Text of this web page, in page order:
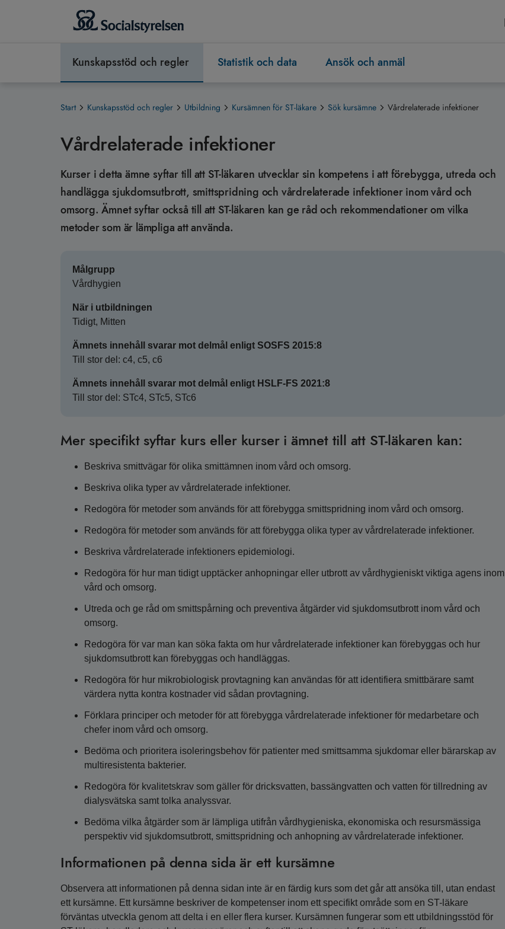
Kunskapsstöd och regler Statistik och data Ansök och anmäl
Start Kunskapsstöd och regler Utbildning Kursämnen för ST-läkare Sök kursämne Vårdrelaterade infektioner
Vårdrelaterade infektioner
Kurser i detta ämne syftar till att ST-läkaren utvecklar sin kompetens i att förebygga, utreda och
handlägga sjukdomsutbrott, smittspridning och vårdrelaterade infektioner inom vård och
omsorg. Ämnet syftar också till att ST-läkaren kan ge råd och rekommendationer om vilka
metoder som är lämpliga att använda.
Målgrupp
Vårdhygien
När i utbildningen
Tidigt, Mitten
Ämnets innehåll svarar mot delmål enligt SOSFS 2015:8
Till stor del: c4, c5, c6
Ämnets innehåll svarar mot delmål enligt HSLF-FS 2021:8
Till stor del: STc4, STc5, STc6
Mer specifikt syftar kurs eller kurser i ämnet till att ST-läkaren kan:
Beskriva smittvägar för olika smittämnen inom vård och omsorg.
Beskriva olika typer av vårdrelaterade infektioner.
Redogöra för metoder som används för att förebygga smittspridning inom vård och omsorg.
Redogöra för metoder som används för att förebygga olika typer av vårdrelaterade infektioner.
Beskriva vårdrelaterade infektioners epidemiologi.
Redogöra för hur man tidigt upptäcker anhopningar eller utbrott av vårdhygieniskt viktiga agens inom
vård och omsorg.
Utreda och ge råd om smittspårning och preventiva åtgärder vid sjukdomsutbrott inom vård och
omsorg.
Redogöra för var man kan söka fakta om hur vårdrelaterade infektioner kan förebyggas och hur
sjukdomsutbrott kan förebyggas och handläggas.
Redogöra för hur mikrobiologisk provtagning kan användas för att identifiera smittbärare samt
värdera nytta kontra kostnader vid sådan provtagning.
Förklara principer och metoder för att förebygga vårdrelaterade infektioner för medarbetare och
chefer inom vård och omsorg.
Bedöma och prioritera isoleringsbehov för patienter med smittsamma sjukdomar eller bärarskap av
multiresistenta bakterier.
Redogöra för kvalitetskrav som gäller för dricksvatten, bassängvatten och vatten för tillredning av
dialysvätska samt tolka analyssvar.
Bedöma vilka åtgärder som är lämpliga utifrån vårdhygieniska, ekonomiska och resursmässiga
perspektiv vid sjukdomsutbrott, smittspridning och anhopning av vårdrelaterade infektioner.
Informationen på denna sida är ett kursämne
Observera att informationen på denna sidan inte är en färdig kurs som det går att ansöka till, utan endast
ett kursämne. Ett kursämne beskriver de kompetenser inom ett specifikt område som en ST-läkare
förväntas utveckla genom att delta i en eller flera kurser. Kursämnen fungerar som ett utbildningsstöd för